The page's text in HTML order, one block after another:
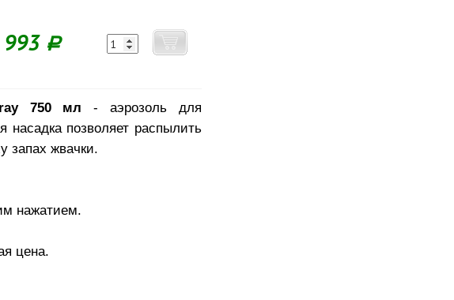
993 Р
750 мл - аэрозоль для
насадка позволяет распылить
запах жвачки.
нажатием.
цена.